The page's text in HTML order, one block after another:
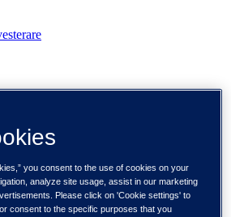
you consent to the use of cookies on your
analyze site usage, assist in our marketing
Please click on 'Cookie settings' to
consent to the specific purposes that you